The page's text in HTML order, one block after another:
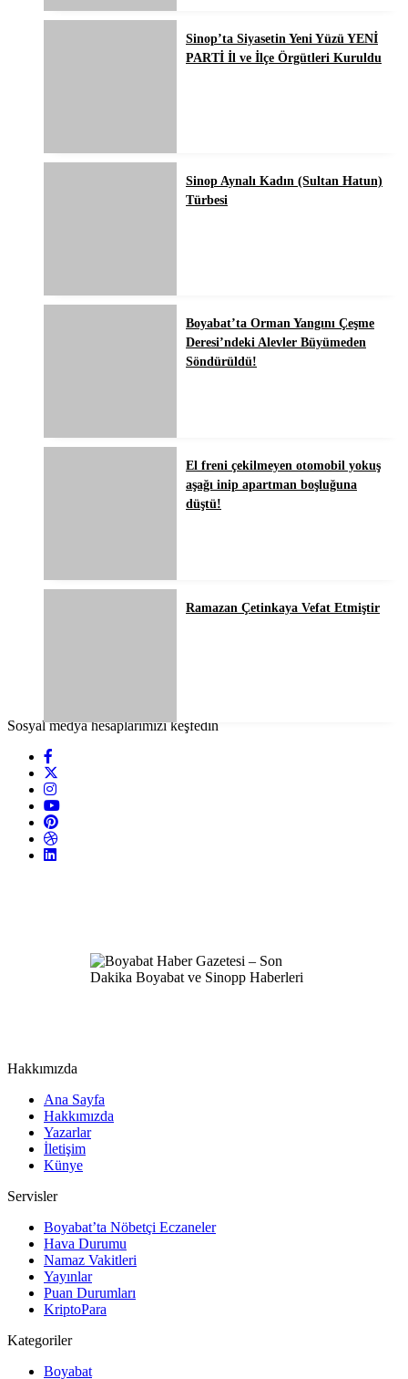
Sinop’ta Siyasetin Yeni Yüzü YENİ
PARTİ İl ve İlçe Örgütleri Kuruldu
Sinop Aynalı Kadın (Sultan Hatun)
Türbesi
Boyabat’ta Orman Yangını Çeşme
Deresi’ndeki Alevler Büyümeden
Söndürüldü!
El freni çekilmeyen otomobil yokuş
aşağı inip apartman boşluğuna
düştü!
Ramazan Çetinkaya Vefat Etmiştir
Sosyal medya hesaplarımızı keşfedin
Hakkımızda
Ana Sayfa
Hakkımızda
Yazarlar
İletişim
Künye
Servisler
Boyabat’ta Nöbetçi Eczaneler
Hava Durumu
Namaz Vakitleri
Yayınlar
Puan Durumları
KriptoPara
Kategoriler
Boyabat